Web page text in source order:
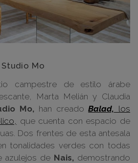
Mo
campestre de estilo árabe
Marta Melián y Claudia
Mo, han creadoBalad, los
que cuenta con espacio de
Dos frentes de esta antesala
tonalidades verdes con todas
azulejos de Nais, demostrando